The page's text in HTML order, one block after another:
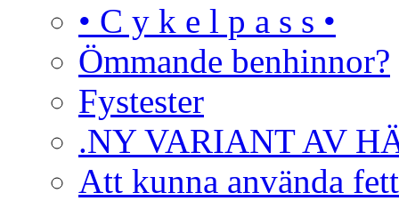
• C y k e l p a s s •
Ömmande benhinnor?
Fystester
.NY VARIANT AV
Att kunna använda